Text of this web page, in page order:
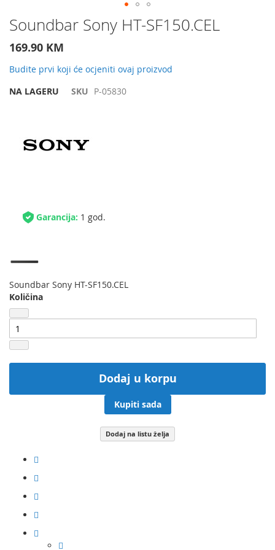
Preskočite
na
početak
galerije
slika
Soundbar Sony HT-SF150.CEL
169.90 KM
Budite prvi koji će ocjeniti ovaj proizvod
NA LAGERU
SKU P-05830
Garancija: 1 god.
Soundbar Sony HT-SF150.CEL
Količina
Dodaj u korpu
Kupiti sada
Dodaj na listu želja